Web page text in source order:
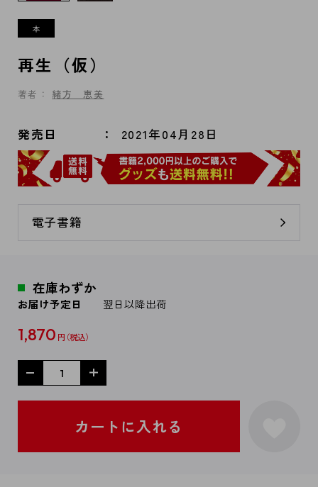
再生（仮）
著者： 緒方 恵美
発売日 2021年04月28日
電子書籍
在庫わずか
お届け予定日 翌日以降出荷
1,870 円